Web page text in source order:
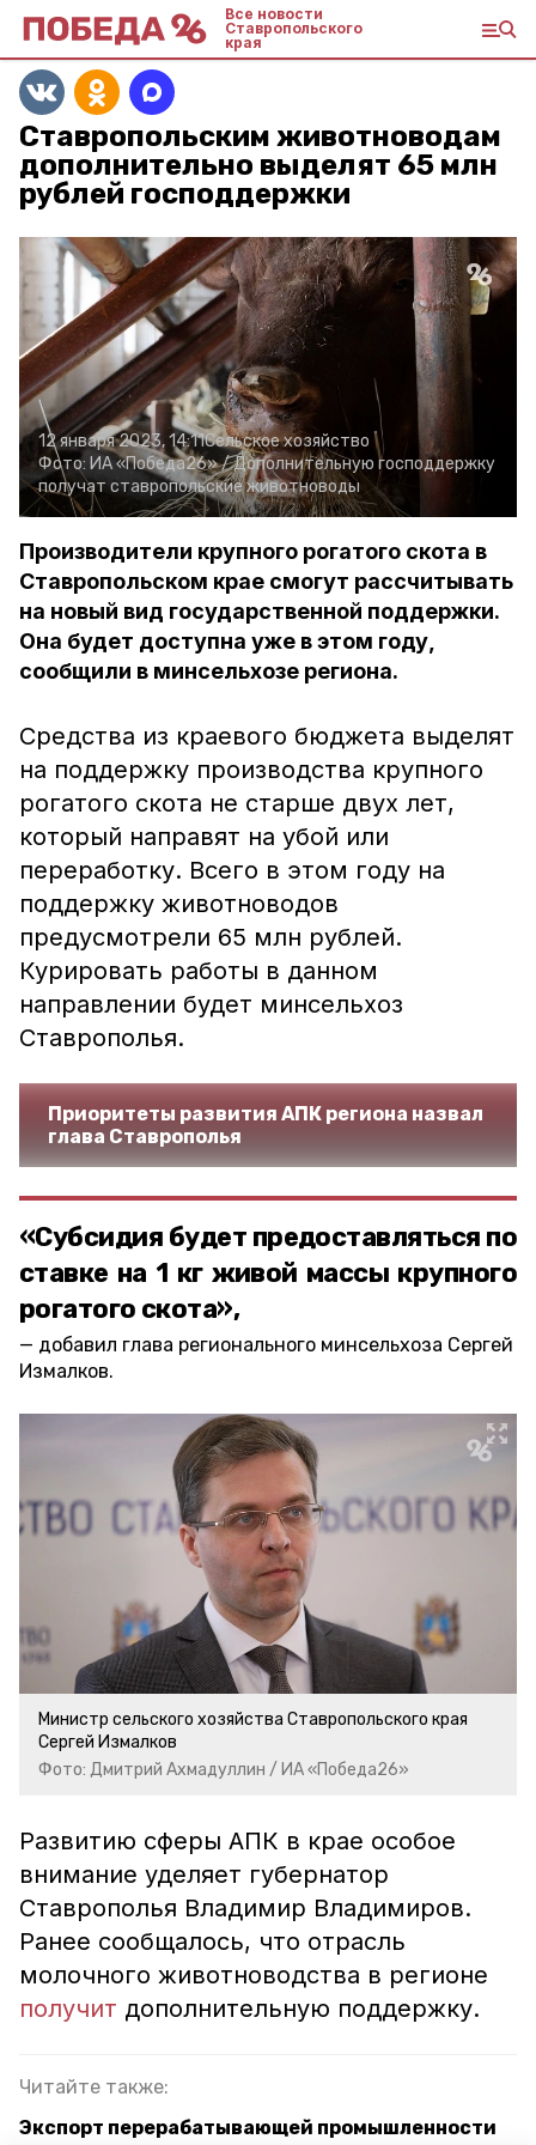
Все новости
Ставропольского
края
Ставропольским животноводам
дополнительно выделят 65 млн
рублей господдержки
12 января 2023, 14:11Сельское хозяйство
Фото: ИА «Победа26» /Дополнительную господдержку
получат ставропольские животноводы
Производители крупного рогатого скота в
Ставропольском крае смогут рассчитывать
на новый вид государственной поддержки.
Она будет доступна уже в этом году,
сообщили в минсельхозе региона.
Средства из краевого бюджета выделят
на поддержку производства крупного
рогатого скота не старше двух лет,
который направят на убой или
переработку. Всего в этом году на
поддержку животноводов
предусмотрели 65 млн рублей.
Курировать работы в данном
направлении будет минсельхоз
Ставрополья.
Приоритеты развития АПК региона назвал
глава Ставрополья
«Субсидия будет предоставляться по
ставке на 1 кг живой массы крупного
рогатого скота»,
добавил глава регионального минсельхоза Сергей
Измалков.
Министр сельского хозяйства Ставропольского края
Сергей Измалков
Фото: Дмитрий Ахмадуллин / ИА «Победа26»
Развитию сферы АПК в крае особое
внимание уделяет губернатор
Ставрополья Владимир Владимиров.
Ранее сообщалось, что отрасль
молочного животноводства в регионе
получит дополнительную поддержку.
Читайте также:
Экспорт перерабатывающей промышленности